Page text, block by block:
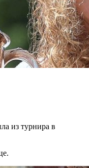
из турнира в